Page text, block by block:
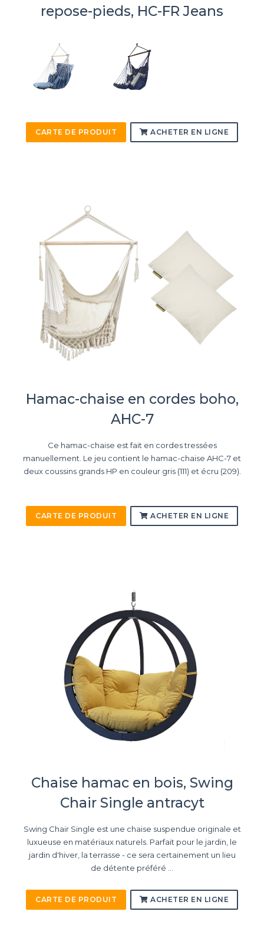
repose-pieds, HC-FR Jeans
CARTE DE PRODUIT ACHETER EN LIGNE
Hamac-chaise en cordes boho,
AHC-7
Ce hamac-chaise est fait en cordes tressées
manuellement. Le jeu contient le hamac-chaise AHC-7 et
deux coussins grands HP en couleur gris (111) et écru (209).
CARTE DE PRODUIT ACHETER EN LIGNE
Chaise hamac en bois, Swing
Chair Single antracyt
Swing Chair Single est une chaise suspendue originale et
luxueuse en matériaux naturels. Parfait pour le jardin, le
jardin d'hiver, la terrasse - ce sera certainement un lieu
de détente préféré ...
CARTE DE PRODUIT ACHETER EN LIGNE